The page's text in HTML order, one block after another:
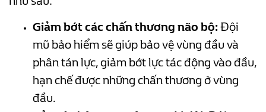
Giảm bớt các chấn thương não bộ:Đội
mũ bảo hiểm sẽ giúp bảo vệ vùng đầu và
phân tán lực, giảm bớt lực tác động vào đầu,
hạn chế được những chấn thương ở vùng
đầu.